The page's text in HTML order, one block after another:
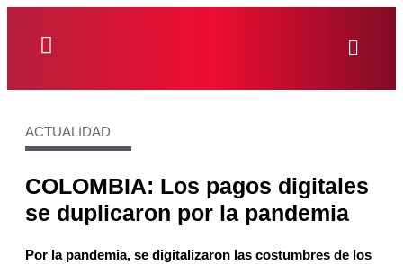
ACTUALIDAD
COLOMBIA: Los pagos digitales
se duplicaron por la pandemia
Por la pandemia, se digitalizaron las costumbres de los